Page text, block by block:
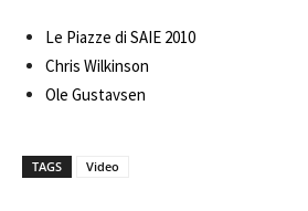
Le Piazze di SAIE 2010
Chris Wilkinson
Ole Gustavsen
TAGS Video